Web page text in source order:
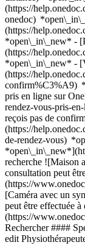
(https://
onedoc)
(https://
*open\_in\_new* -
(https://
*open\_in\_new* - [Vérifier qu'un rendez-vous est confirmé](https://help.onedoc.ch/fr/v%C3%A9rifier-quun-rendez-vous-est-confirm%C3%A9) *open\_in\_new* - [Annuler un rendez-vous pris en ligne sur OneDoc](https://help.onedoc.ch/fr/annuler-un-rendez-vous-pris-en-ligne-sur-onedoc) *open\_in\_new* - [Je ne reçois pas de confirmation de rendez-vous](https://help.onedoc.ch/fr/je-ne-re%C3%A7ois-pas-de-confirmation-de-rendez-vous) *open\_in\_new* [Voir tous nos articles *open\_in\_new*](https://help.onedoc.ch/fr/) close ## Modifier votre recherche ![Maison avec un signe